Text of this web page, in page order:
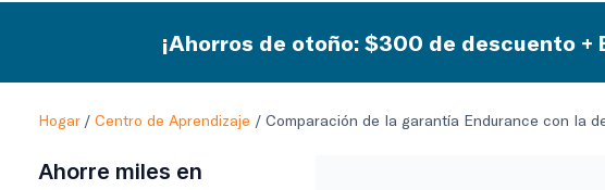
¡Ahorros de otoño: $300 de descuento +
Hogar/ Centro de Aprendizaje / Comparación de la garantía Endurance con la
Ahorre miles en